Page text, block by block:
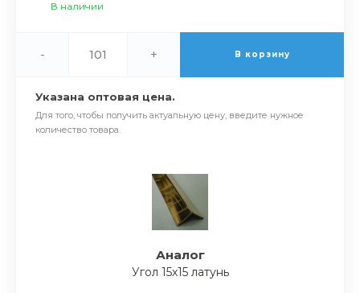
В наличии
- + В корзину
Указана оптовая цена.
Для того, чтобы получить актуальную цену, введите нужное
количество товара.
Аналог
Угол 15х15 латунь